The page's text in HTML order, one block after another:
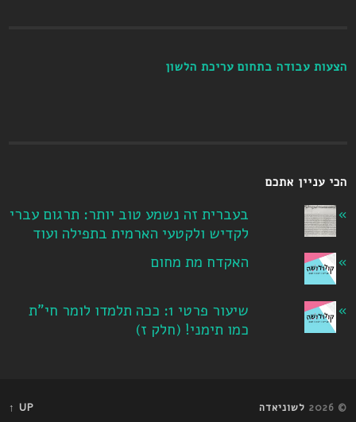
הצעות עבודה בתחום עריכת הלשון
הכי עניין אתכם
בעברית זה נשמע טוב יותר: תרגום עברי
לקדיש ולקטעי הארמית בתפילה ועוד
האקדח מת מחום
שיעור פרטי 1: ככה תלמדו לומר חי"ת
כמו תימני! ‏(חלק ז‏)
© 2026 לשוניאדה UP ↑